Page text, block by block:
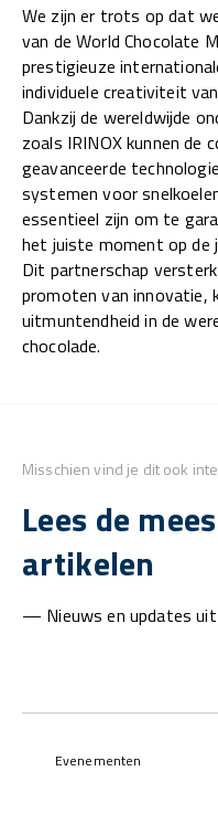
We zijn er trots op dat
van de World Chocolate
prestigieuze
individuele creativiteit
Dankzij de wereldwijde
zoals IRINOX kunnen de
geavanceerde
systemen voor
essentieel zijn om te
het juiste moment op de
Dit partnerschap
promoten van innovatie,
uitmuntendheid in de
chocolade.
Misschien vind je dit ook
Lees de
artikelen
— Nieuws en updates uit
Evenementen